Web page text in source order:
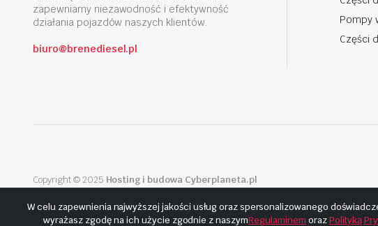
zapewniamy niezawodność i efektywność
działania pojazdów naszych klientów.
biuro@brenediesel.pl
Pompy
Części
Copyright © 2025 Hosting i budowa Cyberplaneta.pl
W celu zapewnienia najwyższej jakości usług oraz spersonalizowanego
wyrażasz zgodę na ich użycie zgodnie z naszymRegulaminem orazPolityką